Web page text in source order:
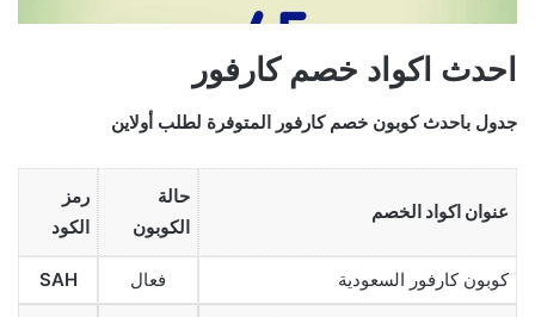
احدث اكواد خصم كارفور
جدول باحدث كوبون خصم كارفور المتوفرة لطلب أولاين
عنوان اكواد الخصم
حالة
الكوبون
رمز
الكود
كوبون كارفور السعودية فعال SAH